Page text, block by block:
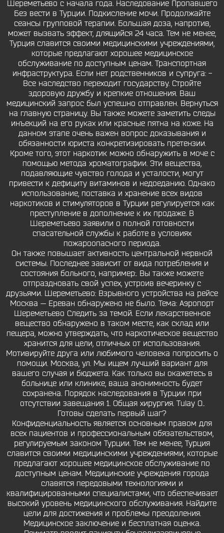
Шереметьево с начала года. Наследование Пропавшего
Без вести в Турции. Подкисление мочи. Продолжайте
сеансы групповой терапии. Большая доза, напротив,
может вызвать эффект, длящийся 24 часа. Тем не менее,
Турция славится своими медицинскими учреждениями,
которые предлагают хорошее медицинское
обслуживание по доступным ценам. Транспортная
инфраструктура. Если нет родственников и супруга: -
Все наследство переходит государству. Стройте
здоровую дружбу и крепкие отношения. Ваш
медицинский запрос был успешно отправлен. Вернуться
на главную страницу. Вы также можете заметить следы
инъекций на его руках или красные пятна на коже. На
данном этапе очень важен вопрос доказывания и
обязанности юриста конкретизировать претензии.
Кроме того, этот наркотик можно обнаружить в моче с
помощью метода хроматографии. Эти вещества,
подавляющие чувство голода и усталости, могут
привести к дефициту витаминов и недоеданию. Однако
использование, поставка и хранение всех видов
наркотиков и стимуляторов в Турции регулируется как
преступление в дополнение к их продаже. В
Шереметьево заявили о полной готовности
спасательной службы к работе в условиях
пожароопасного периода.
Он также повышает активность центральной нервной
системы. Последнее зависит от вида потребления и
состояния больного, например:. Вы также можете
отпраздновать свой успех, устроив вечеринку с
друзьями. Шереметьево: Взрывного устройства на рейсе
Москва — Ереван обнаружено не было. Тема: Аэропорт
Шереметьево Следить за темой. Если лекарственное
вещество обнаружено в таком месте, как склад или
пещера, можно утверждать, что наркотическое вещество
хранится для цели, отличных от использования.
Мотивируйте друга или любимого человека попросить о
помощи. Москва, ул. Мы ищем лучший вариант для
вашего случая и бюджета. Как только вы окажетесь в
больнице или клинике, ваша анонимность будет
сохранена. Порядок наследования в Турции при
отсутствии завещания 1. Общая хирургия. Tulay O..
Готовы сделать первый шаг?
Конфиденциальность является основным правом для
всех пациентов и профессиональным обязательством,
регулируемым законом Турции. Тем не менее, Турция
славится своими медицинскими учреждениями, которые
предлагают хорошее медицинское обслуживание по
доступным ценам. Медицинские учреждения города
славятся передовыми технологиями и
квалифицированными специалистами, что обеспечивает
высокий уровень медицинского обслуживания. Найдите
цели для достижения и проблемы преодоления.
Медицинское заключение и бесплатная оценка.